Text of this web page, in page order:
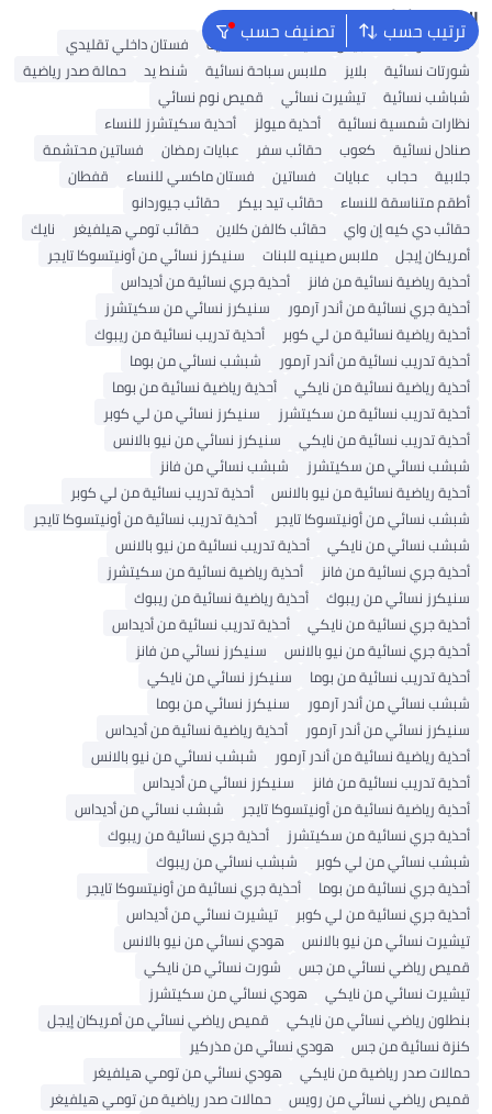
ترتيب حسب تصنيف حسب البحث الشائع
شنط ألدو شنط جيس نسائية شنط نسائية
فستان داخلي تقليدي
شورتات نسائية
بلايز ملابس سباحة نسائية شنط يد
حمالة صدر رياضية
شباشب نسائية
تيشيرت نسائي
قميص نوم نسائي
نظارات شمسية نسائية
أحذية ميولز
أحذية سكيتشرز للنساء
صنادل نسائية
كعوب حقائب سفر عبايات رمضان
فساتين محتشمة
جلابية
حجاب عبايات فساتين فستان ماكسي للنساء
قفطان
أطقم متناسقة للنساء
حقائب تيد بيكر
حقائب جيوردانو
حقائب دي كيه إن واي
حقائب كالفن كلاين حقائب تومي هيلفيغر
نايك
أمريكان إيجل
ملابس صينيه للبنات
سنيكرز نسائي من أونيتسوكا تايجر
أحذية رياضية نسائية من فانز
أحذية جري نسائية من أديداس
أحذية جري نسائية من أندر آرمور
سنيكرز نسائي من سكيتشرز
أحذية رياضية نسائية من لي كوبر
أحذية تدريب نسائية من ريبوك
أحذية تدريب نسائية من أندر آرمور
شبشب نسائي من بوما
أحذية رياضية نسائية من نايكي
أحذية رياضية نسائية من بوما
أحذية تدريب نسائية من سكيتشرز
سنيكرز نسائي من لي كوبر
أحذية تدريب نسائية من نايكي
سنيكرز نسائي من نيو بالانس
شبشب نسائي من سكيتشرز
شبشب نسائي من فانز
أحذية رياضية نسائية من نيو بالانس
أحذية تدريب نسائية من لي كوبر
شبشب نسائي من أونيتسوكا تايجر
أحذية تدريب نسائية من أونيتسوكا تايجر
شبشب نسائي من نايكي
أحذية تدريب نسائية من نيو بالانس
أحذية جري نسائية من فانز
أحذية رياضية نسائية من سكيتشرز
سنيكرز نسائي من ريبوك
أحذية رياضية نسائية من ريبوك
أحذية جري نسائية من نايكي
أحذية تدريب نسائية من أديداس
أحذية جري نسائية من نيو بالانس
سنيكرز نسائي من فانز
أحذية تدريب نسائية من بوما
سنيكرز نسائي من نايكي
شبشب نسائي من أندر آرمور
سنيكرز نسائي من بوما
سنيكرز نسائي من أندر آرمور
أحذية رياضية نسائية من أديداس
أحذية رياضية نسائية من أندر آرمور
شبشب نسائي من نيو بالانس
أحذية تدريب نسائية من فانز
سنيكرز نسائي من أديداس
أحذية رياضية نسائية من أونيتسوكا تايجر
شبشب نسائي من أديداس
أحذية جري نسائية من سكيتشرز
أحذية جري نسائية من ريبوك
شبشب نسائي من لي كوبر
شبشب نسائي من ريبوك
أحذية جري نسائية من بوما
أحذية جري نسائية من أونيتسوكا تايجر
أحذية جري نسائية من لي كوبر
تيشيرت نسائي من أديداس
تيشيرت نسائي من نيو بالانس
هودي نسائي من نيو بالانس
قميص رياضي نسائي من جس
شورت نسائي من نايكي
تيشيرت نسائي من نايكي
هودي نسائي من سكيتشرز
بنطلون رياضي نسائي من نايكي
قميص رياضي نسائي من أمريكان إيجل
كنزة نسائية من جس
هودي نسائي من مذركير
حمالات صدر رياضية من نايكي
هودي نسائي من تومي هيلفيغر
قميص رياضي نسائي من رويس
حمالات صدر رياضية من تومي هيلفيغر